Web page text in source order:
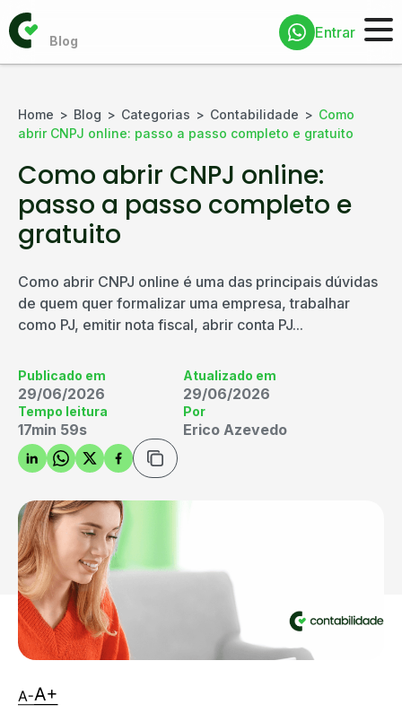
Entrar
Home Blog Categorias Contabilidade
Como
abrir CNPJ online: passo a passo completo e gratuito
Como abrir CNPJ online:
passo a passo completo e
gratuito
Como abrir CNPJ online é uma das principais dúvidas
de quem quer formalizar uma empresa, trabalhar
como PJ, emitir nota fiscal, abrir conta PJ...
Publicado em
29/06/2026
Atualizado em
29/06/2026
Tempo leitura
17min 59s
Por
Erico Azevedo